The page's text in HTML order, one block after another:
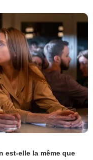
est-elle la même que